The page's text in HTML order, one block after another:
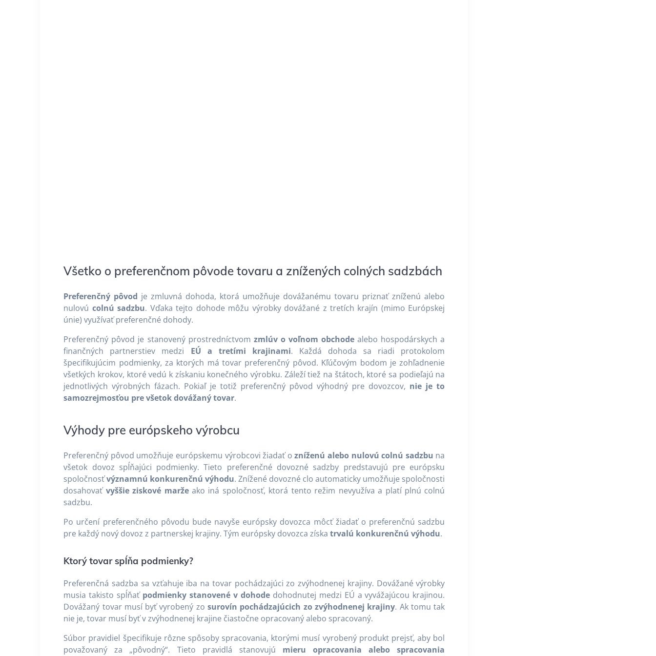
Všetko o preferenčnom pôvode tovaru a znížených colných sadzbách
Preferenčný pôvod je zmluvná dohoda, ktorá umožňuje dovážanému tovaru priznať zníženú alebo
nulovú colnú sadzbu. Vďaka tejto dohode môžu výrobky dovážané z tretích krajín (mimo Európskej
únie) využívať preferenčné dohody.
Preferenčný pôvod je stanovený prostredníctvom zmlúv o voľnom obchode alebo hospodárskych a
finančných partnerstiev medzi EÚ a tretími krajinami. Každá dohoda sa riadi protokolom
špecifikujúcim podmienky, za ktorých má tovar preferenčný pôvod. Kľúčovým bodom je zohľadnenie
všetkých krokov, ktoré vedú k získaniu konečného výrobku. Záleží tiež na štátoch, ktoré sa podieľajú na
jednotlivých výrobných fázach. Pokiaľ je totiž preferenčný pôvod výhodný pre dovozcov, nie je to
samozrejmosťou pre všetok dovážaný tovar.
Výhody pre európskeho výrobcu
Preferenčný pôvod umožňuje európskemu výrobcovi žiadať ozníženú alebo nulovú colnú sadzbu na
všetok dovoz spĺňajúci podmienky. Tieto preferenčné dovozné sadzby predstavujú pre európsku
spoločnosťvýznamnú konkurenčnú výhodu. Znížené dovozné clo automaticky umožňuje spoločnosti
dosahovať vyššie ziskové maržeako iná spoločnosť, ktorá tento režim nevyužíva a platí plnú colnú
sadzbu.
Po určení preferenčného pôvodu bude navyše európsky dovozca môcť žiadať o preferenčnú sadzbu
pre každý nový dovoz z partnerskej krajiny. Tým európsky dovozca získatrvalú konkurenčnú výhodu.
Ktorý tovar spĺňa podmienky?
Preferenčná sadzba sa vzťahuje iba na tovar pochádzajúci zo zvýhodnenej krajiny. Dovážané výrobky
musia takisto spĺňať podmienky stanovené v dohodedohodnutej medzi EÚ a vyvážajúcou krajinou.
Dovážaný tovar musí byť vyrobený zosurovín pochádzajúcich zo zvýhodnenej krajiny. Ak tomu tak
nie je, tovar musí byť v zvýhodnenej krajine čiastočne opracovaný alebo spracovaný.
Súbor pravidiel špecifikuje rôzne spôsoby spracovania, ktorými musí vyrobený produkt prejsť, aby bol
považovaný za „pôvodný“. Tieto pravidlá stanovujú mieru opracovania alebo spracovania